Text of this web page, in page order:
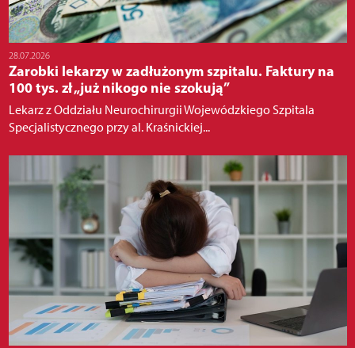
28.07.2026
Zarobki lekarzy w zadłużonym szpitalu. Faktury na
100 tys. zł „już nikogo nie szokują”
Lekarz z Oddziału Neurochirurgii Wojewódzkiego Szpitala
Specjalistycznego przy al. Kraśnickiej...